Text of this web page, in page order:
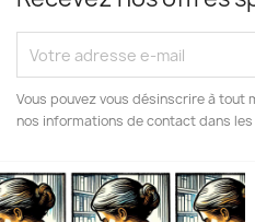
Vous pouvez vous désinscrire à tout
nos informations de contact dans